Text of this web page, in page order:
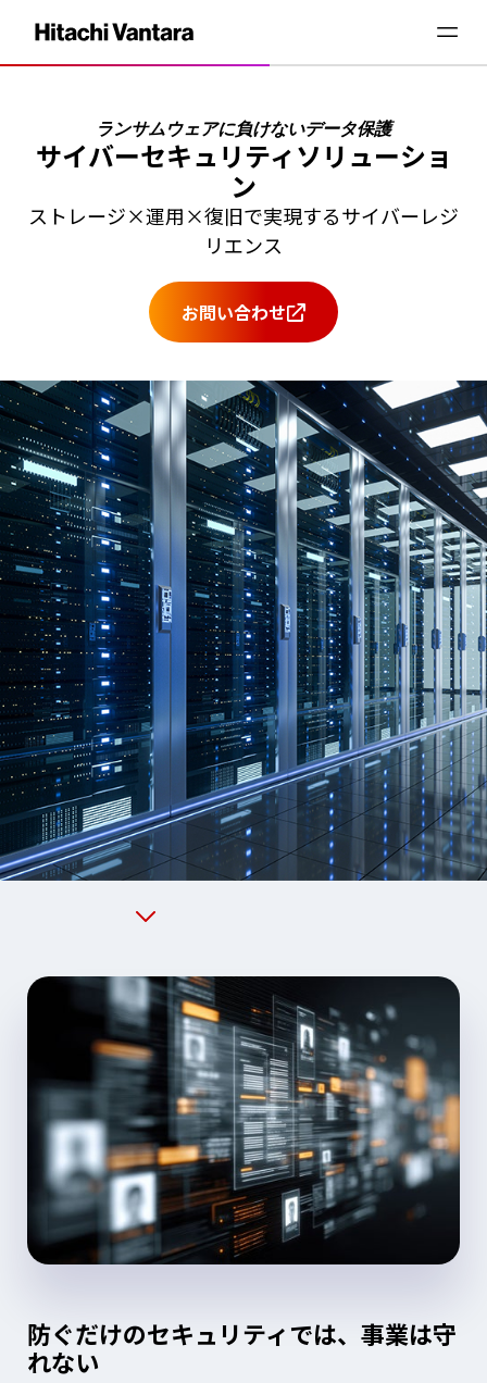
ランサムウェアに負けないデータ保護
サイバーセキュリティソリューショ
ン
ストレージ×運用×復旧で実現するサイバーレジ
リエンス
お問い合わせ
防ぐだけのセキュリティでは、事業は守
れない